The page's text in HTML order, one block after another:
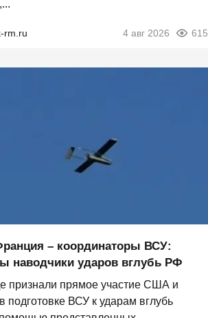
rm.ru 4 авг 2026 615
– координаторы ВСУ:
наводчики ударов вглубь РФ
признали прямое участие США и
подготовке ВСУ к ударам вглубь